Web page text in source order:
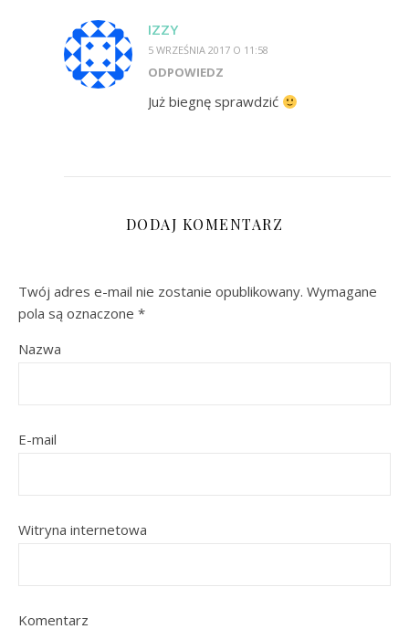
IZZY
5 WRZEŚNIA 2017 O 11:58
ODPOWIEDZ
Już biegnę sprawdzić
DODAJ KOMENTARZ
Twój adres e-mail nie zostanie opublikowany. Wymagane
pola są oznaczone *
Nazwa
E-mail
Witryna internetowa
Komentarz